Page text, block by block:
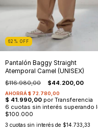
62 % OFF
Pantalón Baggy Straight
Atemporal Camel (UNISEX)
$116.980,00 $44.200,00
3 cuotas sin interés de $14.733,33